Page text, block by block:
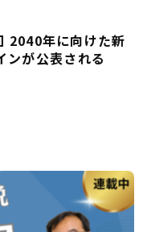
2040年に向けた新
ンが公表される